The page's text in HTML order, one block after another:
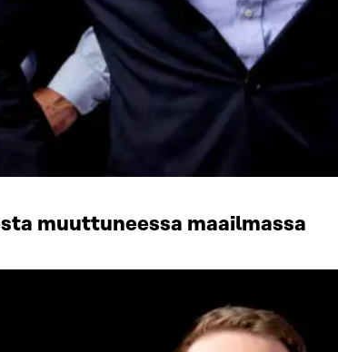
muuttuneessa maailmassa